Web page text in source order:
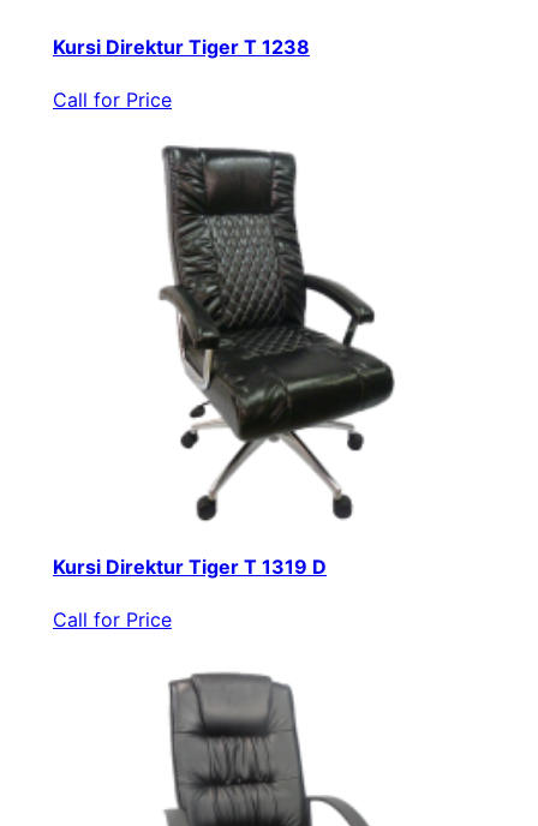
Kursi Direktur Tiger T 1238
Call for Price
Kursi Direktur Tiger T 1319 D
Call for Price